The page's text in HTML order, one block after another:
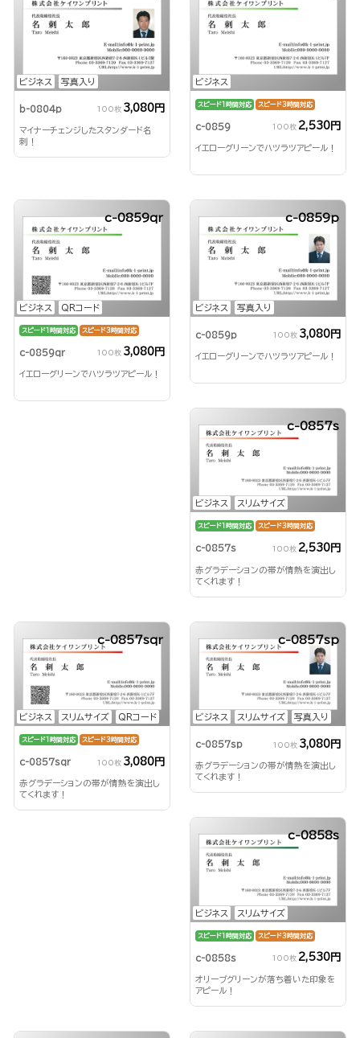
ビジネス 写真入り
b-0804p 100枚 3,080円
マイナーチェンジしたスタンダード名
刺！
ビジネス
スピード1時間対応 スピード3時間対応
c-0859 100枚 2,530円
イエローグリーンでハツラツアピール！
ビジネス QRコード
c-0859qr
スピード1時間対応 スピード3時間対応
c-0859qr 100枚 3,080円
イエローグリーンでハツラツアピール！
ビジネス 写真入り
c-0859p
c-0859p 100枚 3,080円
イエローグリーンでハツラツアピール！
ビジネス スリムサイズ
c-0857s
スピード1時間対応 スピード3時間対応
c-0857s 100枚 2,530円
赤グラデーションの帯が情熱を演出し
てくれます！
ビジネス スリムサイズ QRコード
c-0857sqr
スピード1時間対応 スピード3時間対応
c-0857sqr 100枚 3,080円
赤グラデーションの帯が情熱を演出し
てくれます！
ビジネス スリムサイズ 写真入り
c-0857sp
c-0857sp 100枚 3,080円
赤グラデーションの帯が情熱を演出し
てくれます！
ビジネス スリムサイズ
c-0858s
スピード1時間対応 スピード3時間対応
c-0858s 100枚 2,530円
オリーブグリーンが落ち着いた印象を
アピール！